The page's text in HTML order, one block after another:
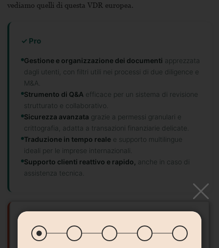
vediamo quelli di questa VDR europea.
✓ Pro
Gestione e organizzazione dei documenti apprezzata
dagli utenti, con filtri utili nei processi di due diligence e
M&A.
Strumento di Q&A efficace per un sistema di revisione
strutturato e collaborativo.
Sicurezza avanzata grazie a permessi granulari e
crittografia, adatta a transazioni finanziarie delicate.
Traduzione in tempo reale e supporto multilingue
ideali per le imprese internazionali.
Supporto clienti reattivo e rapido, anche in caso di
assistenza tecnica.
Gestione avanzata poco intuitiva,
secondo le